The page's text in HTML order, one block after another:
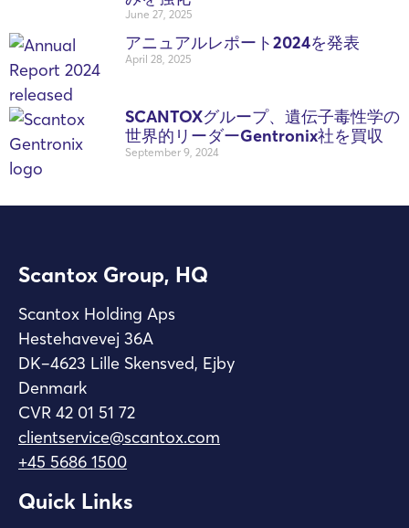
June 27, 2025
アニュアルレポート2024を発表
April 28, 2025
SCANTOXグループ、遺伝子毒性学の
世界的リーダーGentronix社を買収
September 9, 2024
Scantox Group, HQ
Scantox Holding Aps
Hestehavevej 36A
DK–4623 Lille Skensved, Ejby
Denmark
CVR 42 01 51 72
clientservice@scantox.com
+45 5686 1500
Quick Links